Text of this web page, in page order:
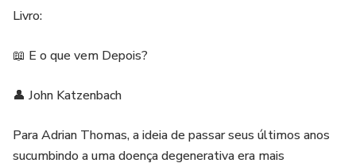
Livro:
📖 E o que vem Depois?
👤 John Katzenbach
Para Adrian Thomas, a ideia de passar seus últimos anos
sucumbindo a uma doença degenerativa era mais